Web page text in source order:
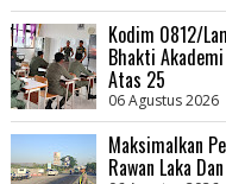
Kodim 0812/
Bhakti
Atas 25
06 Agustus 2026
Maksimalkan
Rawan Laka